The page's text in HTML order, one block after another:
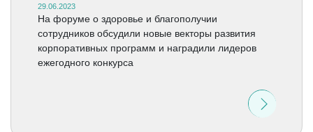
29.06.2023
На форуме о здоровье и благополучии
сотрудников обсудили новые векторы развития
корпоративных программ и наградили лидеров
ежегодного конкурса